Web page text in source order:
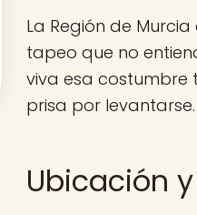
La Región de
tapeo que no
viva esa costumbre
prisa por levantarse.
Ubicación